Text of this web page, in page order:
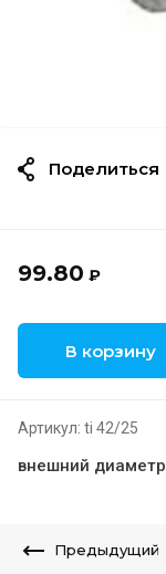
99.80 ₽
В корзину
Артикул: ti 42/25
внешний диаметр
Поделиться
Предыдущий